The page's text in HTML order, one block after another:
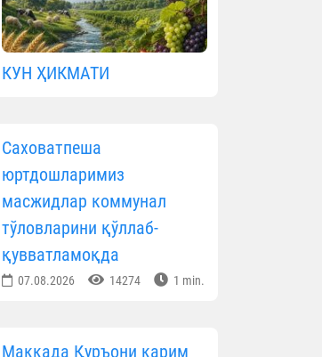
КУН ҲИКМАТИ
Саховатпеша
юртдошларимиз
масжидлар коммунал
тўловларини қўллаб-
қувватламоқда
07.08.2026 14274 1 min.
Маккада Қуръони карим